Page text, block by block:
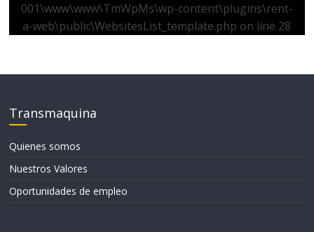
001\www\www\TmWpMs\wp-content\plugins\rent-
a-web\public\WebsitesList_template.php on line 28
Transmaquina
Quienes somos
Nuestros Valores
Oportunidades de empleo